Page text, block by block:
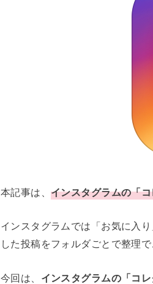
本記事は、インスタグラムの「
インスタグラムでは「お気に入
した投稿をフォルダごとで整理
今回は、 インスタグラムの「コ